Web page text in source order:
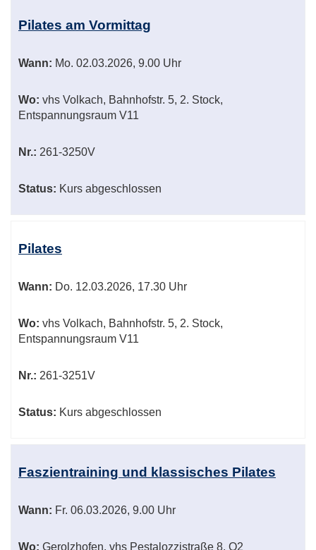
Pilates am Vormittag
Wann: Mo. 02.03.2026, 9.00 Uhr
Wo: vhs Volkach, Bahnhofstr. 5, 2. Stock,
Entspannungsraum V11
Nr.: 261-3250V
Status: Kurs abgeschlossen
Pilates
Wann: Do. 12.03.2026, 17.30 Uhr
Wo: vhs Volkach, Bahnhofstr. 5, 2. Stock,
Entspannungsraum V11
Nr.: 261-3251V
Status: Kurs abgeschlossen
Faszientraining und klassisches Pilates
Wann: Fr. 06.03.2026, 9.00 Uhr
Wo: Gerolzhofen, vhs Pestalozzistraße 8, O2